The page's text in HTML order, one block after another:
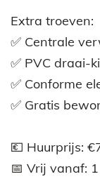
Extra troeven:
✅ Centrale
✅ PVC draai-
✅ Conforme
✅ Gratis
💶 Huurprijs:
📅 Vrij vanaf: